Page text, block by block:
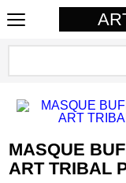
MASQUE
ART TRIBAL